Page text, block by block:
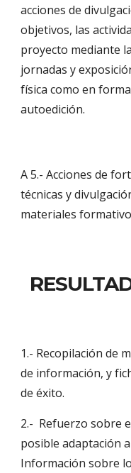
acciones de
objetivos, las
proyecto mediante
jornadas y
física como en
autoedición.
A 5.- Acciones de
técnicas y
materiales
1.- Recopilación de
de información, y
de éxito.
2.-  Refuerzo sobre
posible adaptación
Información sobre